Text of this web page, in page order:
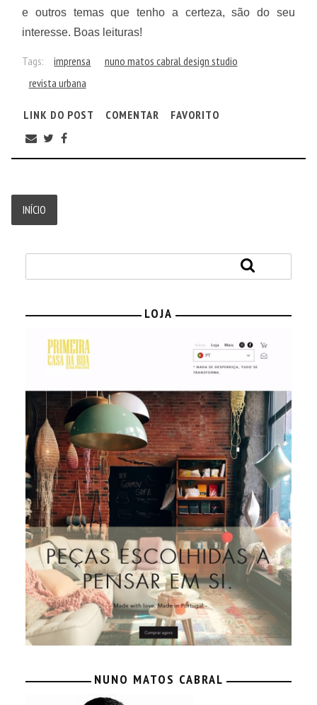
e outros temas que tenho a certeza, são do seu
interesse. Boas leituras!
Tags: imprensa
nuno matos cabral design studio
revista urbana
LINK DO POST COMENTAR FAVORITO
INÍCIO
LOJA
NUNO MATOS CABRAL